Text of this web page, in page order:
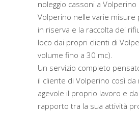
noleggio cassoni a
Volperino nelle varie misure
in riserva e la raccolta dei
loco dai propri clienti di
volume fino a 30 mc).
Un servizio completo
il cliente di Volperino così
agevole il proprio lavoro e
rapporto tra la sua attività